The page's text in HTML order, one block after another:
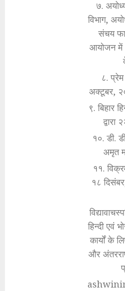
७.
विभाग,
संचय
आयोजन में
८. प्रेम
अक्टूबर,
९. बिहार
१०. डी.
अमृत
११.
१८
हिन्दी एवं
कार्यों के
और